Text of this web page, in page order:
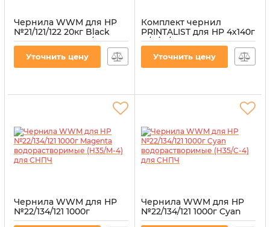
Чернила WWM для HP
№21/121/122 20кг Black
пигментная (H30/BP-8)
Артикул:
Уточнить цену
Комплект чернил
PRINTALIST для HP 4х140г
B/C/M/Y
водорастворимые (PL-
INK-HP-SET4)
Уточнить цену
Чернила WWM для HP
№22/134/121 1000г
Magenta
Чернила WWM для HP
№22/134/121 1000г Cyan
водорастворимые